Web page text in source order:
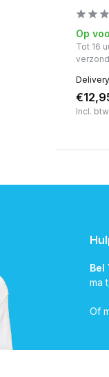
Op
Tot 16
Incl. btw
Bel
ma
Of